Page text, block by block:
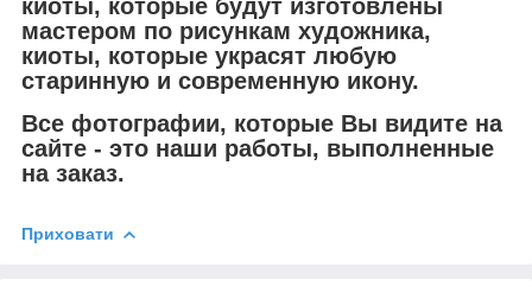
киоты, которые будут изготовлены
мастером по рисункам художника,
киоты, которые украсят любую
старинную и современную икону.
Все фотографии, которые Вы видите на
сайте - это наши работы, выполненные
на заказ.
Приховати